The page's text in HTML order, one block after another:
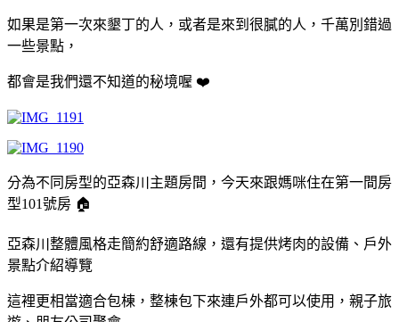
如果是第一次來墾丁的人，或者是來到很膩的人，千萬別錯過
一些景點，
都會是我們還不知道的秘境喔 ❤️
分為不同房型的亞森川主題房間，今天來跟媽咪住在第一間房
型101號房 🏠
亞森川整體風格走簡約舒適路線，還有提供烤肉的設備、戶外
景點介紹導覽
這裡更相當適合包棟，整棟包下來連戶外都可以使用，親子旅